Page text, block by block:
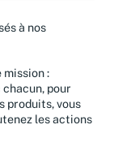
à nos
:
pour
produits, vous
les actions